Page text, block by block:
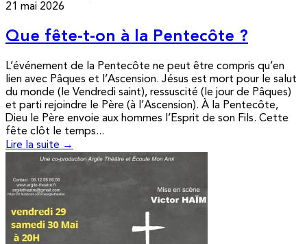
21 mai 2026
Que fête-t-on à la Pentecôte ?
L’événement de la Pentecôte ne peut être compris qu’en
lien avec Pâques et l’Ascension. Jésus est mort pour le salut
du monde (le Vendredi saint), ressuscité (le jour de Pâques)
et parti rejoindre le Père (à l’Ascension). À la Pentecôte,
Dieu le Père envoie aux hommes l’Esprit de son Fils. Cette
fête clôt le temps...
Lire la suite →